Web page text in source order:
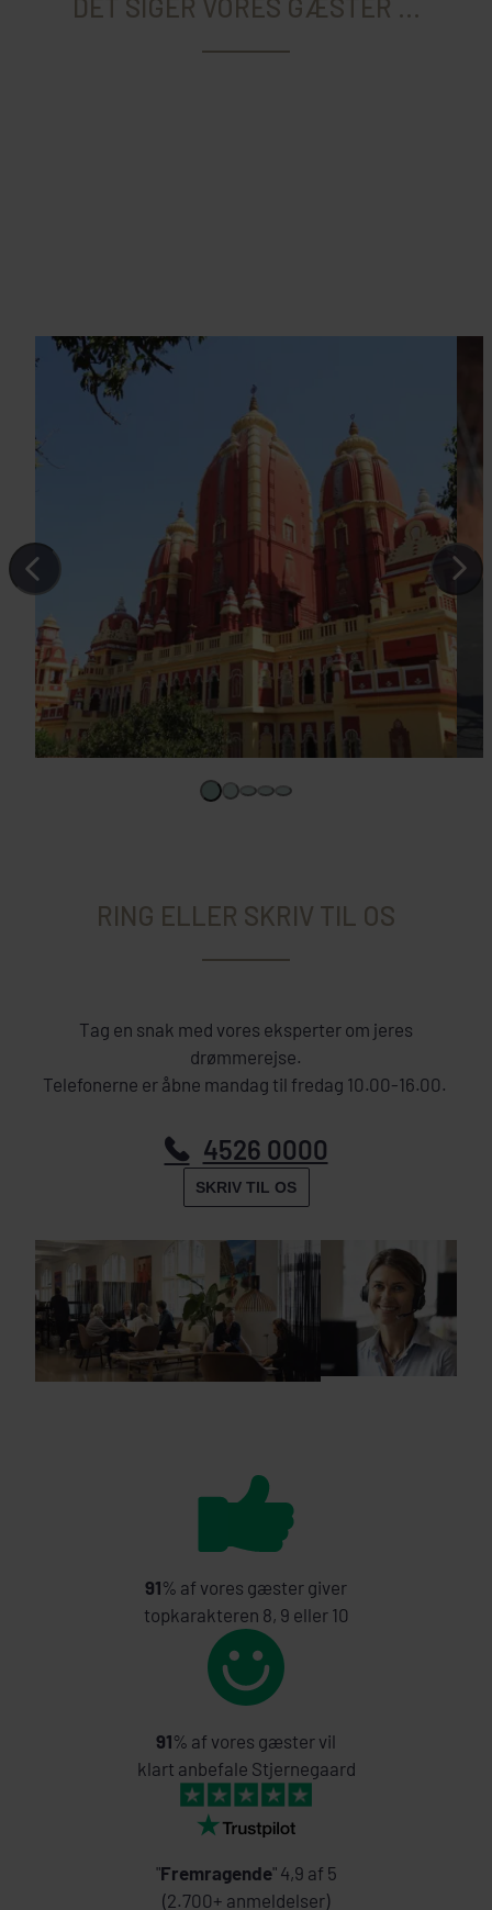
DET SIGER VORES GÆSTER ...
RING ELLER SKRIV TIL OS
Tag en snak med vores eksperter om jeres
drømmerejse.
Telefonerne er åbne mandag til fredag 10.00-16.00.
4526 0000
SKRIV TIL OS
91% af vores gæster giver
topkarakteren 8, 9 eller 10
91% af vores gæster vil
klart anbefale Stjernegaard
"Fremragende" 4,9 af 5
(2.700+ anmeldelser)